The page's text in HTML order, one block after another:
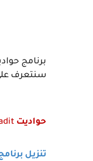
برنامج
سنتعرف
حواديت
تنزيل